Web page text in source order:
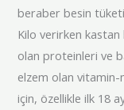
beraber besin
Kilo verirken kastan
olan proteinleri ve
elzem olan
için, özellikle ilk 18